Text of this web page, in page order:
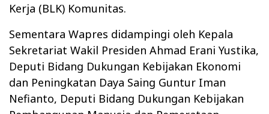
Kerja (BLK) Komunitas.
Sementara Wapres didampingi oleh Kepala
Sekretariat Wakil Presiden Ahmad Erani Yustika,
Deputi Bidang Dukungan Kebijakan Ekonomi
dan Peningkatan Daya Saing Guntur Iman
Nefianto, Deputi Bidang Dukungan Kebijakan